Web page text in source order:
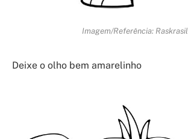
Imagem/Referência: Raskrasil
Deixe o olho bem amarelinho